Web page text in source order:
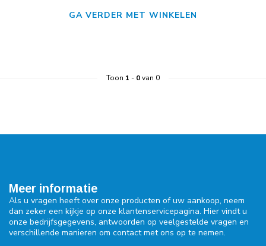
GA VERDER MET WINKELEN
Toon 1 - 0van 0
Meer informatie
Als u vragen heeft over onze producten of uw aankoop, neem
dan zeker een kijkje op onze klantenservicepagina. Hier vindt u
onze bedrijfsgegevens, antwoorden op veelgestelde vragen en
verschillende manieren om contact met ons op te nemen.